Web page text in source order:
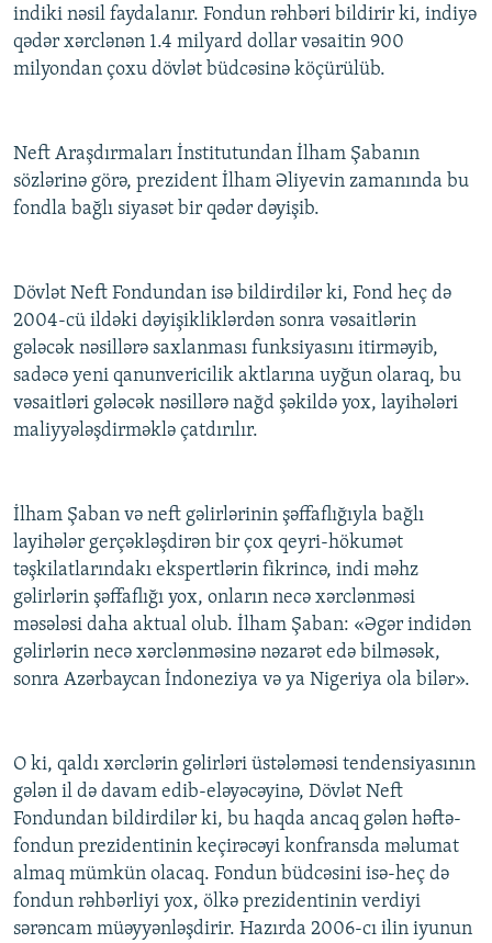
indiki nəsil faydalanır. Fondun rəhbəri bildirir ki, indiyə
qədər xərclənən 1.4 milyard dollar vəsaitin 900
milyondan çoxu dövlət büdcəsinə köçürülüb.
Neft Araşdırmaları İnstitutundan İlham Şabanın
sözlərinə görə, prezident İlham Əliyevin zamanında bu
fondla bağlı siyasət bir qədər dəyişib.
Dövlət Neft Fondundan isə bildirdilər ki, Fond heç də
2004-cü ildəki dəyişikliklərdən sonra vəsaitlərin
gələcək nəsillərə saxlanması funksiyasını itirməyib,
sadəcə yeni qanunvericilik aktlarına uyğun olaraq, bu
vəsaitləri gələcək nəsillərə nağd şəkildə yox, layihələri
maliyyələşdirməklə çatdırılır.
İlham Şaban və neft gəlirlərinin şəffaflığıyla bağlı
layihələr gerçəkləşdirən bir çox qeyri-hökumət
təşkilatlarındakı ekspertlərin fikrincə, indi məhz
gəlirlərin şəffaflığı yox, onların necə xərclənməsi
məsələsi daha aktual olub. İlham Şaban: «Əgər indidən
gəlirlərin necə xərclənməsinə nəzarət edə bilməsək,
sonra Azərbaycan İndoneziya və ya Nigeriya ola bilər».
O ki, qaldı xərclərin gəlirləri üstələməsi tendensiyasının
gələn il də davam edib-eləyəcəyinə, Dövlət Neft
Fondundan bildirdilər ki, bu haqda ancaq gələn həftə-
fondun prezidentinin keçirəcəyi konfransda məlumat
almaq mümkün olacaq. Fondun büdcəsini isə-heç də
fondun rəhbərliyi yox, ölkə prezidentinin verdiyi
sərəncam müəyyənləşdirir. Hazırda 2006-cı ilin iyunun